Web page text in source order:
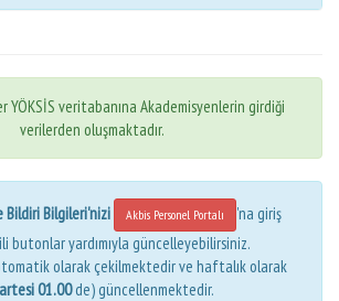
YÖKSİS veritabanına Akademisyenlerin girdiği
verilerden oluşmaktadır.
Bildiri Bilgileri'nizi Akbis Personel Portalı
'na giriş
butonlar yardımıyla güncelleyebilirsiniz.
olarak çekilmektedir ve haftalık olarak
01.00de) güncellenmektedir.